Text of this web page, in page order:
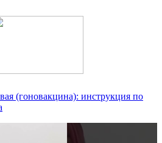
(гоновакцина): инструкция по